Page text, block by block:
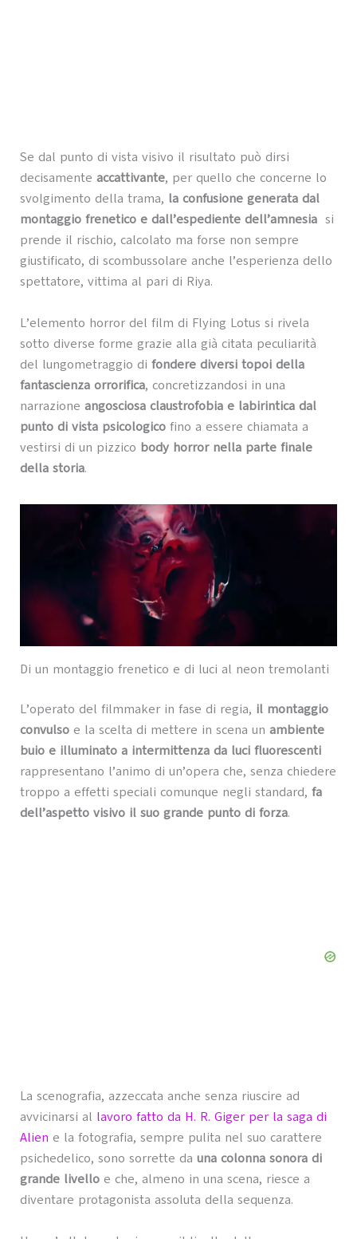
Se dal punto di vista visivo il risultato può dirsi
decisamente accattivante, per quello che concerne lo
svolgimento della trama, la confusione generata dal
montaggio frenetico e dall’espediente dell’amnesiasi
prende il rischio, calcolato ma forse non sempre
giustificato, di scombussolare anche l’esperienza dello
spettatore, vittima al pari di Riya.
L’elemento horror del film di Flying Lotus si rivela
sotto diverse forme grazie alla già citata peculiarità
del lungometraggio di fondere diversi topoi della
fantascienza orrorifica, concretizzandosi in una
narrazione angosciosa claustrofobia e labirintica dal
punto di vista psicologicofino a essere chiamata a
vestirsi di un pizzico body horror nella parte finale
della storia.
Di un montaggio frenetico e di luci al neon tremolanti
L’operato del filmmaker in fase di regia, il montaggio
convulsoe la scelta di mettere in scena un ambiente
buio e illuminato a intermittenza da luci fluorescenti
rappresentano l’animo di un’opera che, senza chiedere
troppo a effetti speciali comunque negli standard, fa
dell’aspetto visivo il suo grande punto di forza.
La scenografia, azzeccata anche senza riuscire ad
avvicinarsi al lavoro fatto da H. R. Giger per la saga di
Alien e la fotografia, sempre pulita nel suo carattere
psichedelico, sono sorrette da una colonna sonora di
grande livelloe che, almeno in una scena, riesce a
diventare protagonista assoluta della sequenza.